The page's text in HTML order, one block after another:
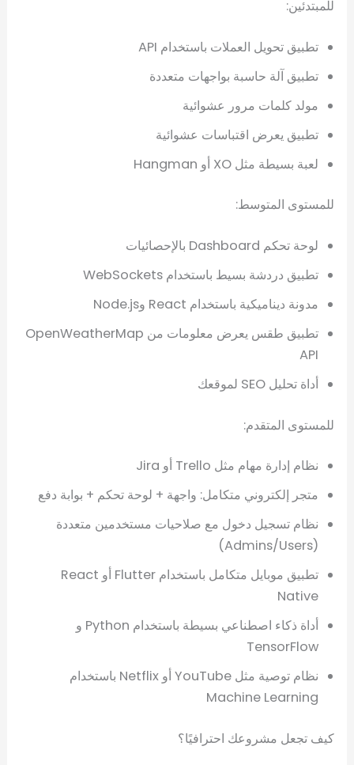
للمبتدئين:
تطبيق تحويل العملات باستخدام API
تطبيق آلة حاسبة بواجهات متعددة
مولد كلمات مرور عشوائية
تطبيق يعرض اقتباسات عشوائية
لعبة بسيطة مثل XO أو Hangman
للمستوى المتوسط:
لوحة تحكم Dashboard بالإحصائيات
تطبيق دردشة بسيط باستخدام WebSockets
مدونة ديناميكية باستخدام React وNode.js
تطبيق طقس يعرض معلومات من OpenWeatherMap
API
أداة تحليل SEO لموقعك
للمستوى المتقدم:
نظام إدارة مهام مثل Trello أو Jira
متجر إلكتروني متكامل: واجهة + لوحة تحكم + بوابة دفع
نظام تسجيل دخول مع صلاحيات مستخدمين متعددة
(Admins/Users)
تطبيق موبايل متكامل باستخدام Flutter أو React
Native
أداة ذكاء اصطناعي بسيطة باستخدام Python و
TensorFlow
نظام توصية مثل YouTube أو Netflix باستخدام
Machine Learning
كيف تجعل مشروعك احترافيًا؟